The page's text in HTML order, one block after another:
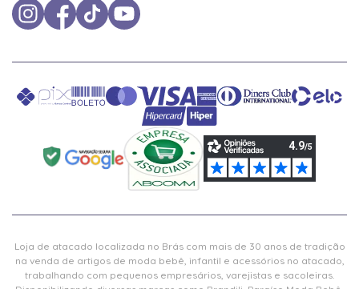
Loja de atacado localizada no Brás com mais de 30 anos de tradição
na venda de artigos de moda bebê, infantil e acessórios no atacado,
trabalhando com pequenos empresários, varejistas e sacoleiras.